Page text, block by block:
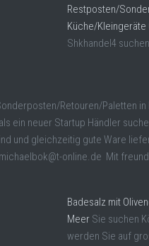
Restposten/
Küche/Kleingeräte
Shkhandel4 suchen
Retouren/Paletten in
ein neuer Startup Händler
und gleichzeitig gute Ware
online.de Mit
Badesalz mit
Meer Sie suchen
werden Sie auf